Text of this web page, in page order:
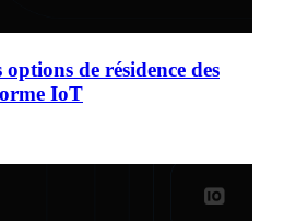
de résidence des
IoT